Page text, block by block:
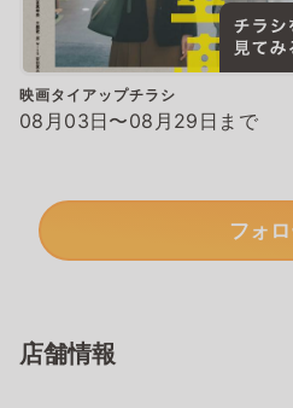
映画タイアップチラシ
08月03日〜08月29日まで
フォ
店舗情報